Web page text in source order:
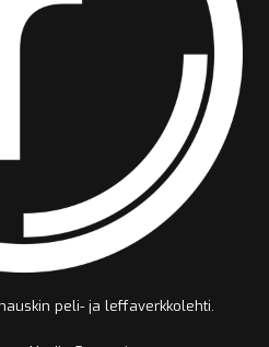
peli- ja leffaverkkolehti.